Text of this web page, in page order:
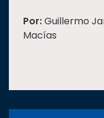
Por:Guillermo
Macías